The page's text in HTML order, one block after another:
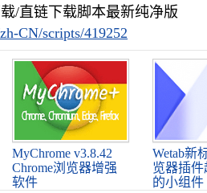
/直链下载脚本最新纯净版
CN/scripts/419252
MyChrome v3.8.42
Chrome浏览器增强
软件
Wetab新
览器插件
的小组件